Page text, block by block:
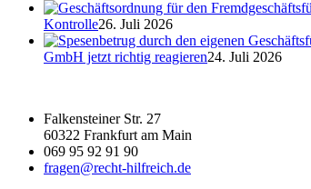
Kontrolle26. Juli 2026
GmbH jetzt richtig reagieren24. Juli 2026
Falkensteiner Str. 27
60322 Frankfurt am Main
069 95 92 91 90
fragen@recht-hilfreich.de